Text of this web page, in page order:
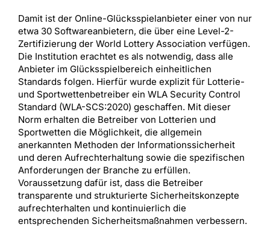
Damit ist der Online-Glücksspielanbieter einer von nur
etwa 30 Softwareanbietern, die über eine Level-2-
Zertifizierung der World Lottery Association verfügen.
Die Institution erachtet es als notwendig, dass alle
Anbieter im Glücksspielbereich einheitlichen
Standards folgen. Hierfür wurde explizit für Lotterie-
und Sportwettenbetreiber ein WLA Security Control
Standard (WLA-SCS:2020) geschaffen. Mit dieser
Norm erhalten die Betreiber von Lotterien und
Sportwetten die Möglichkeit, die allgemein
anerkannten Methoden der Informationssicherheit
und deren Aufrechterhaltung sowie die spezifischen
Anforderungen der Branche zu erfüllen.
Voraussetzung dafür ist, dass die Betreiber
transparente und strukturierte Sicherheitskonzepte
aufrechterhalten und kontinuierlich die
entsprechenden Sicherheitsmaßnahmen verbessern.